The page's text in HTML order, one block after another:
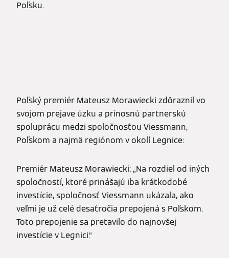
Poľsku.
Poľský premiér Mateusz Morawiecki zdôraznil vo
svojom prejave úzku a prínosnú partnerskú
spoluprácu medzi spoločnosťou Viessmann,
Poľskom a najmä regiónom v okolí Legnice:
Premiér Mateusz Morawiecki: „Na rozdiel od iných
spoločností, ktoré prinášajú iba krátkodobé
investície, spoločnosť Viessmann ukázala, ako
veľmi je už celé desaťročia prepojená s Poľskom.
Toto prepojenie sa pretavilo do najnovšej
investície v Legnici.“